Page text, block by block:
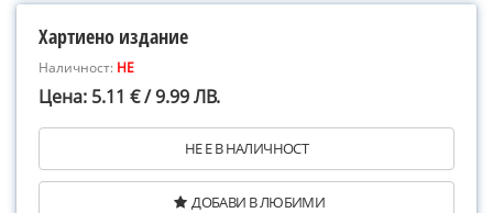
Хартиено издание
Наличност: НЕ
Цена: 5.11 € / 9.99 ЛВ.
НЕ Е В НАЛИЧНОСТ
ДОБАВИ В ЛЮБИМИ